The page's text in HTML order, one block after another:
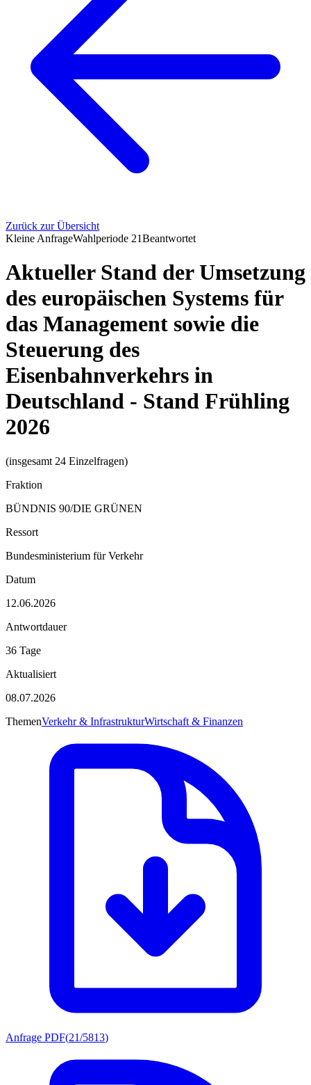
Zurück zur Übersicht
Kleine AnfrageWahlperiode 21Beantwortet
Aktueller Stand der Umsetzung
des europäischen Systems für
das Management sowie die
Steuerung des
Eisenbahnverkehrs in
Deutschland - Stand Frühling
2026
(insgesamt 24 Einzelfragen)
Fraktion
BÜNDNIS 90/DIE GRÜNEN
Ressort
Bundesministerium für Verkehr
Datum
12.06.2026
Antwortdauer
36 Tage
Aktualisiert
08.07.2026
ThemenVerkehr & InfrastrukturWirtschaft & Finanzen
Anfrage PDF(21/5813)